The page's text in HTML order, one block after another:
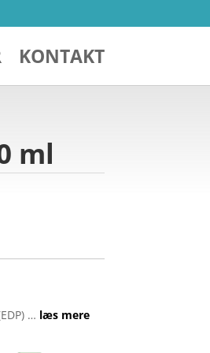
KONTAKT
ml
… læs mere